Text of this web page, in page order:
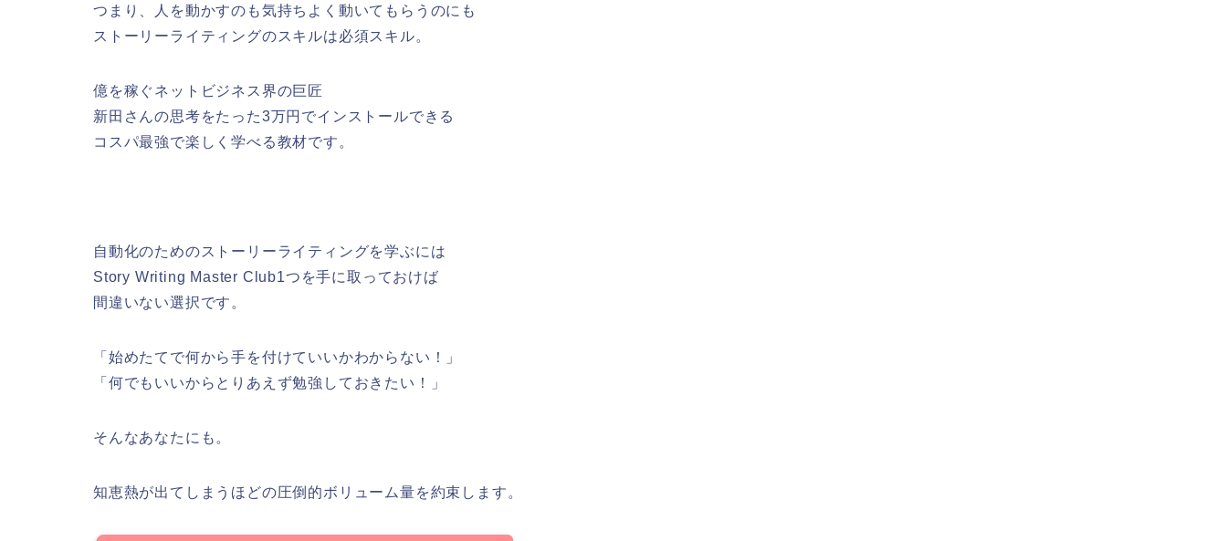
つまり、人を動かすのも気持ちよく動いてもらうのにも
ストーリーライティングのスキルは必須スキル。
億を稼ぐネットビジネス界の巨匠
新田さんの思考をたった3万円でインストールできる
コスパ最強で楽しく学べる教材です。
自動化のためのストーリーライティングを学ぶには
Story Writing Master Club1つを手に取っておけば
間違いない選択です。
「始めたてで何から手を付けていいかわからない！」
「何でもいいからとりあえず勉強しておきたい！」
そんなあなたにも。
知恵熱が出てしまうほどの圧倒的ボリューム量を約束します。